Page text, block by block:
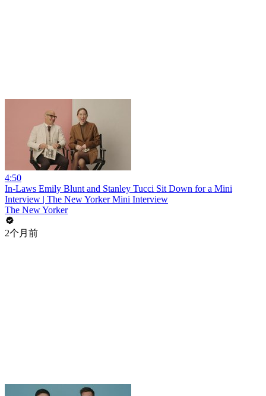
4:50
In-Laws Emily Blunt and Stanley Tucci Sit Down for a Mini
Interview | The New Yorker Mini Interview
The New Yorker
2个月前